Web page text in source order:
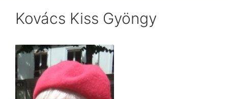
Kovács Kiss Gyöngy